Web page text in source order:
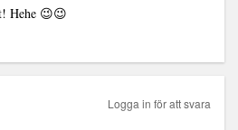
Hehe 😉😉
Logga in för att svara